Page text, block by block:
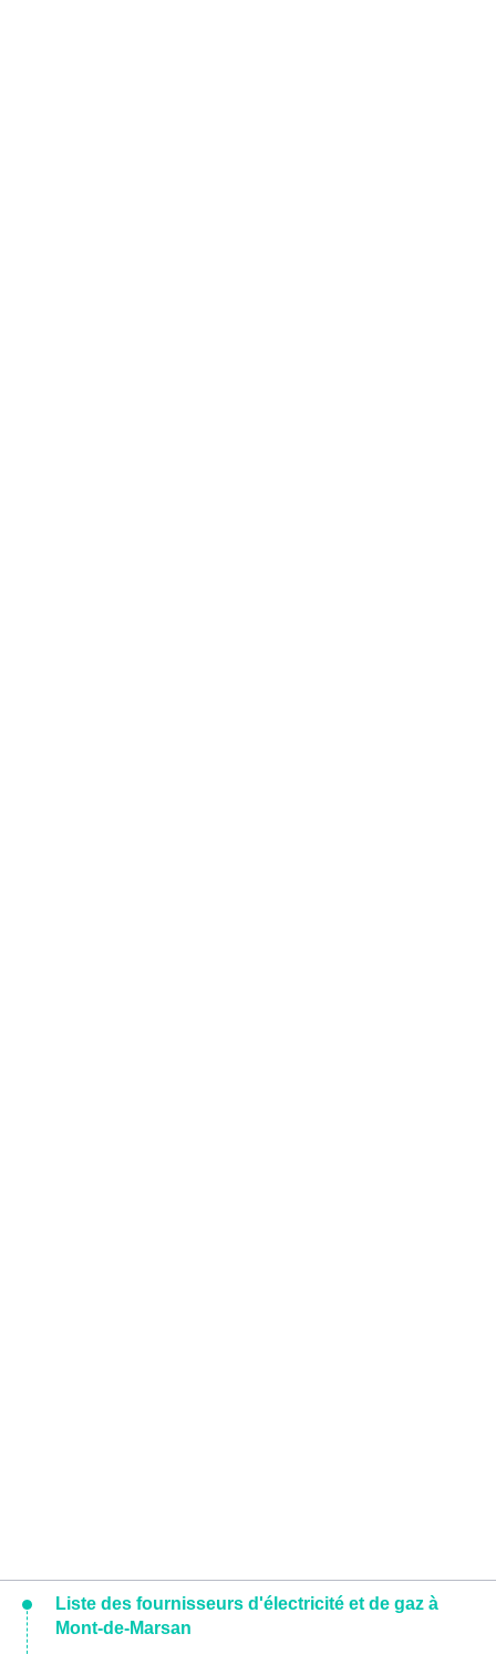
Liste des fournisseurs d'électricité et de gaz à
Mont-de-Marsan